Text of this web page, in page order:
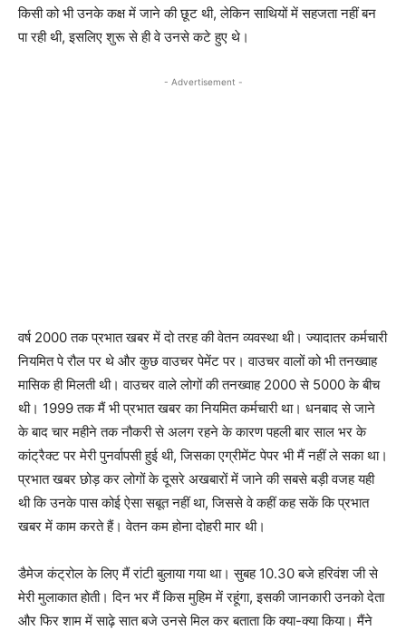
किसी को भी उनके कक्ष में जाने की छूट थी, लेकिन साथियों में सहजता नहीं बन
पा रही थी, इसलिए शुरू से ही वे उनसे कटे हुए थे।
- Advertisement -
वर्ष 2000 तक प्रभात खबर में दो तरह की वेतन व्यवस्था थी। ज्यादातर कर्मचारी
नियमित पे रौल पर थे और कुछ वाउचर पेमेंट पर। वाउचर वालों को भी तनख्वाह
मासिक ही मिलती थी। वाउचर वाले लोगों की तनख्वाह 2000 से 5000 के बीच
थी। 1999 तक मैं भी प्रभात खबर का नियमित कर्मचारी था। धनबाद से जाने
के बाद चार महीने तक नौकरी से अलग रहने के कारण पहली बार साल भर के
कांट्रैक्ट पर मेरी पुनर्वापसी हुई थी, जिसका एग्रीमेंट पेपर भी मैं नहीं ले सका था।
प्रभात खबर छोड़ कर लोगों के दूसरे अखबारों में जाने की सबसे बड़ी वजह यही
थी कि उनके पास कोई ऐसा सबूत नहीं था, जिससे वे कहीं कह सकें कि प्रभात
खबर में काम करते हैं। वेतन कम होना दोहरी मार थी।
डैमेज कंट्रोल के लिए मैं रांटी बुलाया गया था। सुबह 10.30 बजे हरिवंश जी से
मेरी मुलाकात होती। दिन भर मैं किस मुहिम में रहूंगा, इसकी जानकारी उनको देता
और फिर शाम में साढ़े सात बजे उनसे मिल कर बताता कि क्या-क्या किया। मैंने